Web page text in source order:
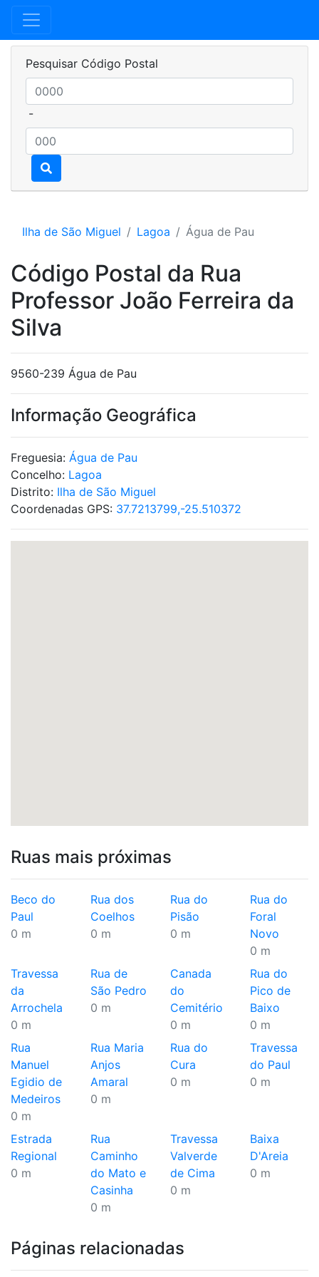
Pesquisar Código Postal
-
Ilha de São Miguel Lagoa Água de Pau
Código Postal da Rua
Professor João Ferreira da
Silva
9560-239 Água de Pau
Informação Geográfica
Freguesia: Água de Pau
Concelho: Lagoa
Distrito: Ilha de São Miguel
Coordenadas GPS: 37.7213799,-25.510372
Ruas mais próximas
Beco do
Paul
0 m
Rua dos
Coelhos
0 m
Rua do
Pisão
0 m
Rua do
Foral
Novo
0 m
Travessa
da
Arrochela
0 m
Rua de
São Pedro
0 m
Canada
do
Cemitério
0 m
Rua do
Pico de
Baixo
0 m
Rua
Manuel
Egidio de
Medeiros
0 m
Rua Maria
Anjos
Amaral
0 m
Rua do
Cura
0 m
Travessa
do Paul
0 m
Estrada
Regional
0 m
Rua
Caminho
do Mato e
Casinha
0 m
Travessa
Valverde
de Cima
0 m
Baixa
D'Areia
0 m
Páginas relacionadas